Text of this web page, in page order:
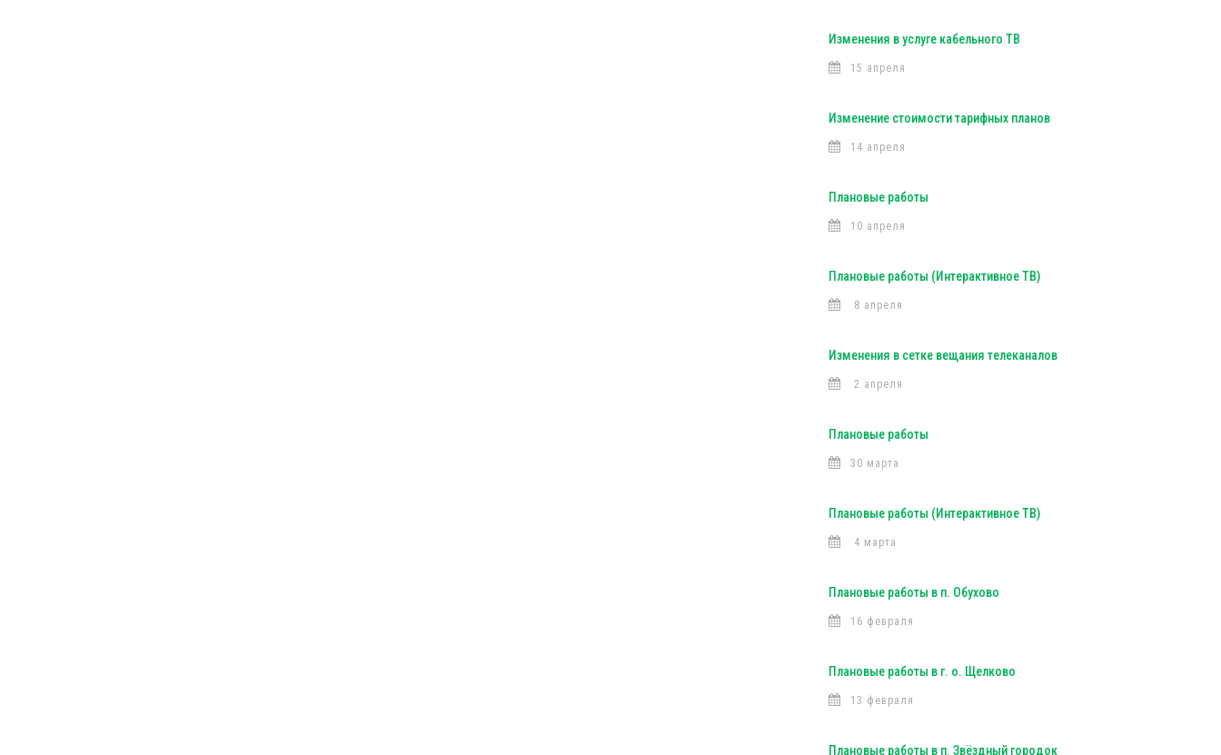
Изменения в услуге кабельного ТВ
15 апреля
Изменение стоимости тарифных планов
14 апреля
Плановые работы
10 апреля
Плановые работы (Интерактивное ТВ)
8 апреля
Изменения в сетке вещания телеканалов
2 апреля
Плановые работы
30 марта
Плановые работы (Интерактивное ТВ)
4 марта
Плановые работы в п. Обухово
16 февраля
Плановые работы в г. о. Щелково
13 февраля
Плановые работы в п. Звёздный городок